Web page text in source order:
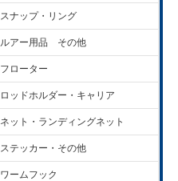
スナップ・リング
ルアー用品 その他
フローター
ロッドホルダー・キャリア
ネット・ランディングネット
ステッカー・その他
ワームフック